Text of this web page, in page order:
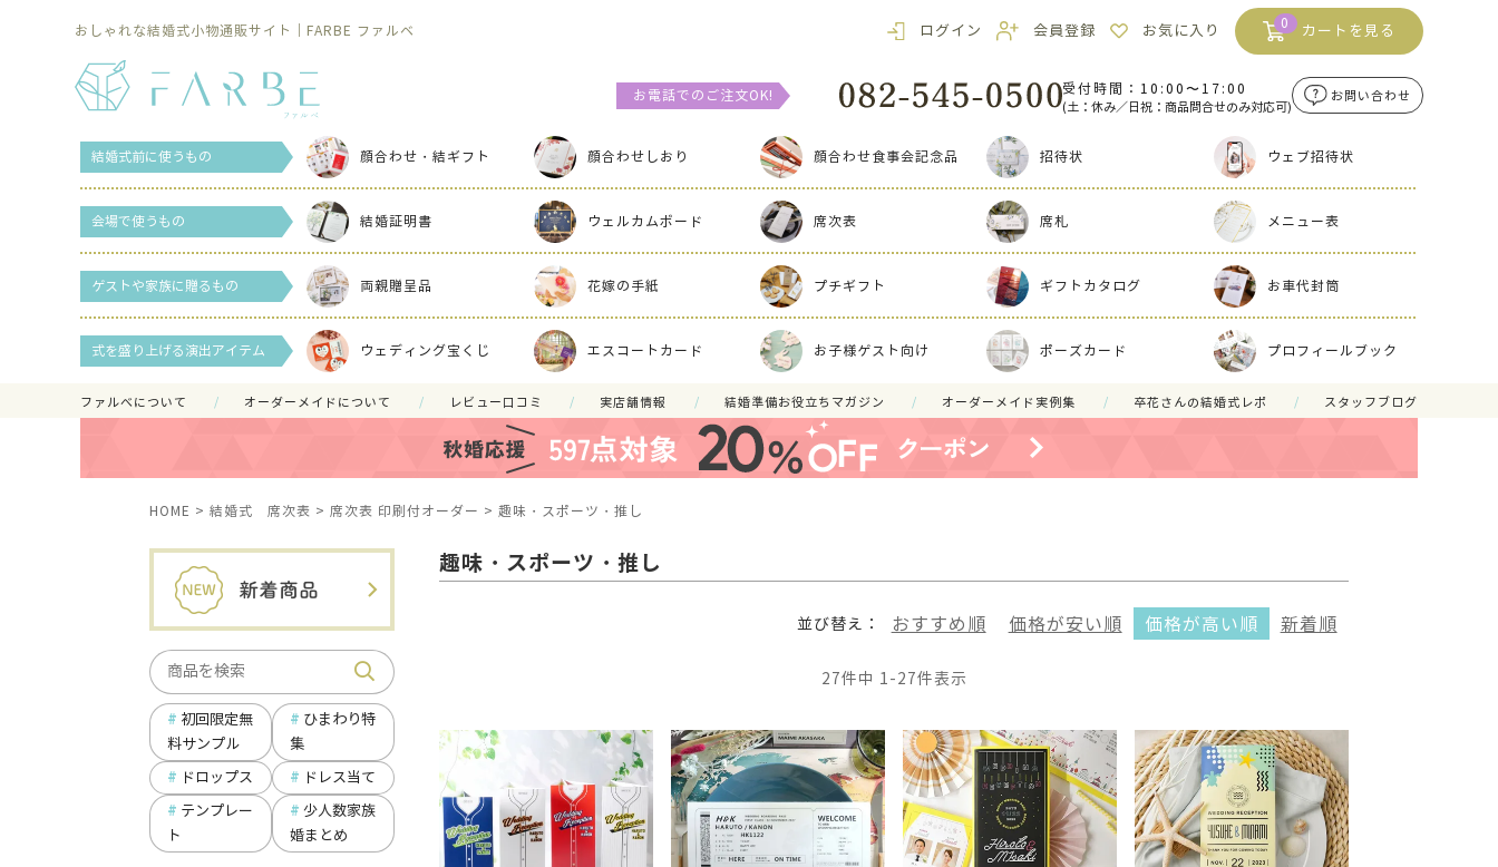
おしゃれな結婚式小物通販サイト｜FARBE ファルベ ログイン 会員登録 お気に入り 0 カートを見る
お電話でのご注文OK! 受付時間：10:00〜17:00
(土：休み／日祝：商品問合せのみ対応可)
お問い合わせ
結婚式前に使うもの 顔合わせ・結ギフト 顔合わせしおり 顔合わせ食事会記念品 招待状 ウェブ招待状
会場で使うもの 結婚証明書 ウェルカムボード 席次表 席札 メニュー表
ゲストや家族に贈るもの 両親贈呈品 花嫁の手紙 プチギフト ギフトカタログ お車代封筒
式を盛り上げる演出アイテム ウェディング宝くじ エスコートカード お子様ゲスト向け ポーズカード プロフィールブック
ファルべについて オーダーメイドについて レビュー口コミ 実店舗情報 結婚準備お役立ちマガジン オーダーメイド実例集 卒花さんの結婚式レポ スタッフブログ
HOME 結婚式 席次表 席次表 印刷付オーダー 趣味・スポーツ・推し
初回限定無
料サンプル
ひまわり特
集
ドロップス
ドレス当て
テンプレー
ト
少人数家族
婚まとめ
趣味・スポーツ・推し
並び替え おすすめ順 価格が安い順 価格が高い順 新着順
27件中 1-27件表示